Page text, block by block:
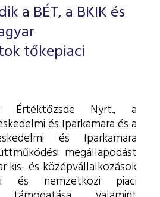
a BÉT, a BKIK és
tőkepiaci
Értéktőzsde Nyrt., a
és Iparkamara és a
és Iparkamara
megállapodást
kis- és középvállalkozások
és nemzetközi piaci